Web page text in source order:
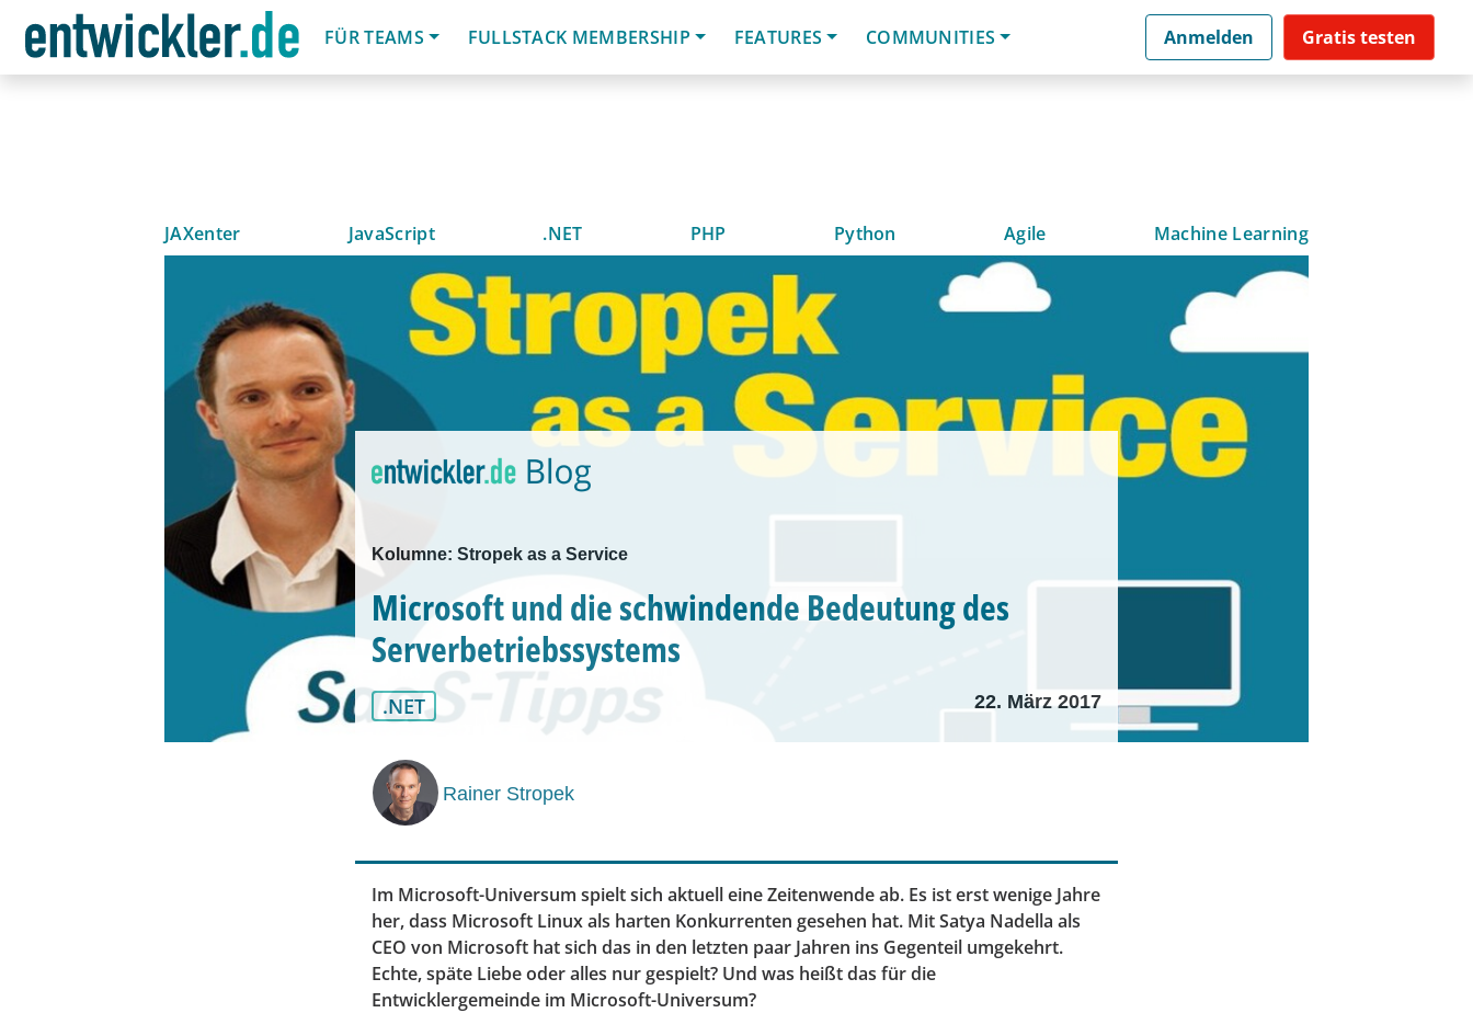
FÜR TEAMS
FULLSTACK MEMBERSHIP FEATURES COMMUNITIES Anmelden Gratis testen
JAXenter JavaScript .NET PHP Python Agile Machine Learning
Kolumne: Stropek as a Service
Microsoft und die schwindende Bedeutung des
Serverbetriebssystems
.NET 22. März 2017
Rainer Stropek
Im Microsoft-Universum spielt sich aktuell eine Zeitenwende ab. Es ist erst wenige Jahre
her, dass Microsoft Linux als harten Konkurrenten gesehen hat. Mit Satya Nadella als
CEO von Microsoft hat sich das in den letzten paar Jahren ins Gegenteil umgekehrt.
Echte, späte Liebe oder alles nur gespielt? Und was heißt das für die
Entwicklergemeinde im Microsoft-Universum?